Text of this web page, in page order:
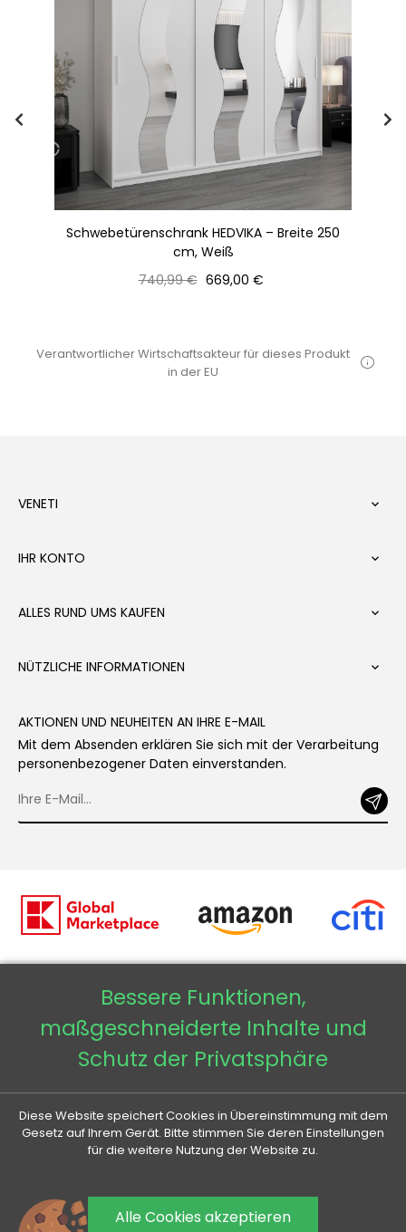
Schwebetürenschrank HEDVIKA – Breite 250
cm, Weiß
Normaler
740,99 € Preis
669,00 €
Verantwortlicher Wirtschaftsakteur für dieses Produkt
in der EU
VENETI 
IHR KONTO 
ALLES RUND UMS KAUFEN 
NÜTZLICHE INFORMATIONEN 
AKTIONEN UND NEUHEITEN AN IHRE E-MAIL
Mit dem Absenden erklären Sie sich mit der Verarbeitung
personenbezogener Daten einverstanden.
Copyright © 2026 - Veneti™
Veneti DE
Veneti SK
Bessere Funktionen,
maßgeschneiderte Inhalte und
Schutz der Privatsphäre
Diese Website speichert Cookies in Übereinstimmung mit dem
Gesetz auf Ihrem Gerät. Bitte stimmen Sie deren Einstellungen
für die weitere Nutzung der Website zu.
Alle Cookies akzeptieren